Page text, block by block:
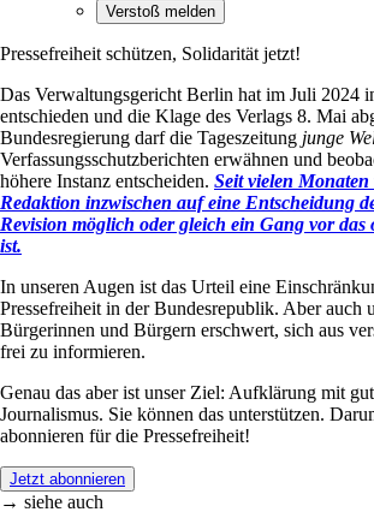
Pressefreiheit schützen, Solidarität jetzt!
Das Verwaltungsgericht Berlin hat im Juli 2024
entschieden und die Klage des Verlags 8. Mai
Bundesregierung darf die Tageszeitung junge
Verfassungsschutzberichten erwähnen und
höhere Instanz entscheiden. Seit vielen
Redaktion inzwischen auf eine Entscheidung
Revision möglich oder gleich ein Gang vor das
ist.
In unseren Augen ist das Urteil eine
Pressefreiheit in der Bundesrepublik. Aber auch
Bürgerinnen und Bürgern erschwert, sich aus
frei zu informieren.
Genau das aber ist unser Ziel: Aufklärung mit
Journalismus. Sie können das unterstützen.
abonnieren für die Pressefreiheit!
Jetzt abonnieren
→ siehe auch